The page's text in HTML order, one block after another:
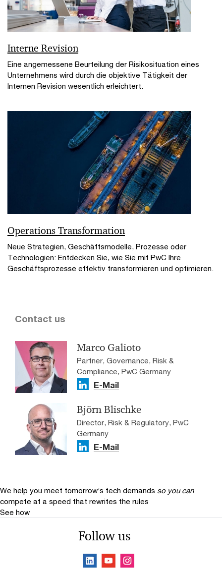
Interne Revision
Eine angemessene Beurteilung der Risikosituation eines
Unternehmens wird durch die objektive Tätigkeit der
Internen Revision wesentlich erleichtert.
Operations Transformation
Neue Strategien, Geschäftsmodelle, Prozesse oder
Technologien: Entdecken Sie, wie Sie mit PwC Ihre
Geschäftsprozesse effektiv transformieren und optimieren.
Contact us
Marco Galioto
Partner, Governance, Risk &
Compliance, PwC Germany
E-Mail
Björn Blischke
Director, Risk & Regulatory, PwC
Germany
E-Mail
We help you meet tomorrow’s tech demands so you can
compete at a speed that rewrites the rules
See how
Follow us